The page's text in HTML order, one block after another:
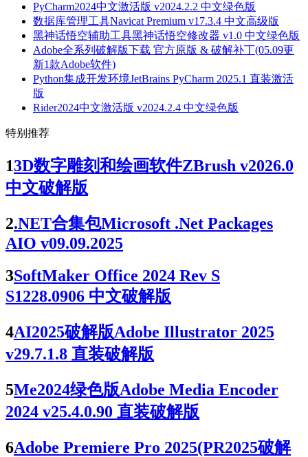
PyCharm2024中文激活版 v2024.2.2 中文绿色版
数据库管理工具Navicat Premium v17.3.4 中文高级版
黑神话悟空辅助工具黑神话悟空修改器 v1.0 中文绿色版
Adobe全系列破解版下载 官方原版 & 破解补丁(05.09更
新1款Adobe软件)
Python集成开发环境JetBrains PyCharm 2025.1 直装激活
版
Rider2024中文激活版 v2024.2.4 中文绿色版
特别推荐
13D数字雕刻和绘画软件ZBrush v2026.0
中文破解版
2.NET合集包Microsoft .Net Packages
AIO v09.09.2025
3SoftMaker Office 2024 Rev S
S1228.0906 中文破解版
4AI2025破解版Adobe Illustrator 2025
v29.7.1.8 直装破解版
5Me2024绿色版Adobe Media Encoder
2024 v25.4.0.90 直装破解版
6Adobe Premiere Pro 2025(PR2025破解